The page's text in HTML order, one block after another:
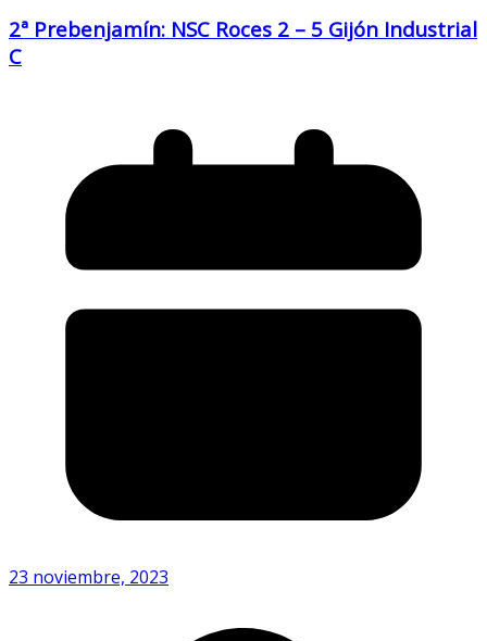
2ª Prebenjamín: NSC Roces 2 – 5 Gijón Industrial
C
23 noviembre, 2023